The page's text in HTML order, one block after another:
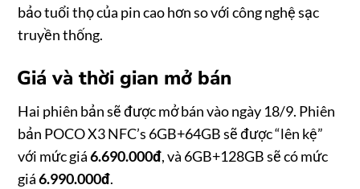
bảo tuổi thọ của pin cao hơn so với công nghệ sạc
truyền thống.
Giá và thời gian mở bán
Hai phiên bản sẽ được mở bán vào ngày 18/9. Phiên
bản POCO X3 NFC’s 6GB+64GB sẽ được “lên kệ”
với mức giá6.690.000đ, và 6GB+128GB sẽ có mức
giá6.990.000đ.